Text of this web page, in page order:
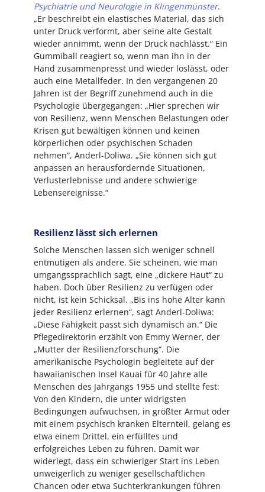
Psychiatrie und Neurologie in Klingenmünster.
„Er beschreibt ein elastisches Material, das sich
unter Druck verformt, aber seine alte Gestalt
wieder annimmt, wenn der Druck nachlässt.“ Ein
Gummiball reagiert so, wenn man ihn in der
Hand zusammenpresst und wieder loslässt, oder
auch eine Metallfeder. In den vergangenen 20
Jahren ist der Begriff zunehmend auch in die
Psychologie übergegangen: „Hier sprechen wir
von Resilienz, wenn Menschen Belastungen oder
Krisen gut bewältigen können und keinen
körperlichen oder psychischen Schaden
nehmen“, Anderl-Doliwa. „Sie können sich gut
anpassen an herausfordernde Situationen,
Verlusterlebnisse und andere schwierige
Lebensereignisse.“
Resilienz lässt sich erlernen
Solche Menschen lassen sich weniger schnell
entmutigen als andere. Sie scheinen, wie man
umgangssprachlich sagt, eine „dickere Haut“ zu
haben. Doch über Resilienz zu verfügen oder
nicht, ist kein Schicksal. „Bis ins hohe Alter kann
jeder Resilienz erlernen“, sagt Anderl-Doliwa:
„Diese Fähigkeit passt sich dynamisch an.“ Die
Pflegedirektorin erzählt von Emmy Werner, der
„Mutter der Resilienzforschung“. Die
amerikanische Psychologin begleitete auf der
hawaiianischen Insel Kauai für 40 Jahre alle
Menschen des Jahrgangs 1955 und stellte fest:
Von den Kindern, die unter widrigsten
Bedingungen aufwuchsen, in größter Armut oder
mit einem psychisch kranken Elternteil, gelang es
etwa einem Drittel, ein erfülltes und
erfolgreiches Leben zu führen. Damit war
widerlegt, dass ein schwieriger Start ins Leben
unweigerlich zu weniger gesellschaftlichen
Chancen oder etwa Suchterkrankungen führen